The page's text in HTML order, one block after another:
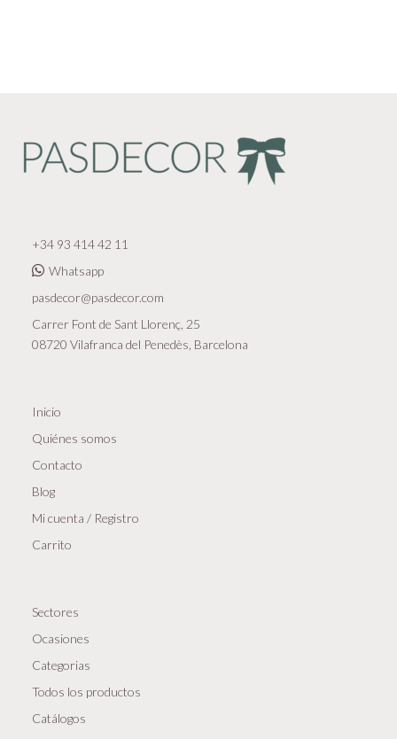
+34 93 414 42 11
Whatsapp
pasdecor@pasdecor.com
Carrer Font de Sant Llorenç, 25
08720 Vilafranca del Penedès, Barcelona
Inicio
Quiénes somos
Contacto
Blog
Mi cuenta / Registro
Carrito
Sectores
Ocasiones
Categorias
Todos los productos
Catálogos